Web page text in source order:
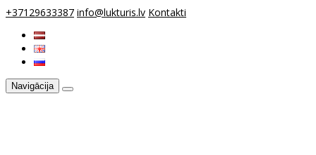
+37129633387 info@lukturis.lv Kontakti
Navigācija